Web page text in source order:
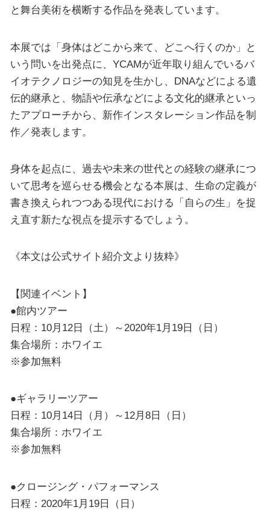
と舞台美術を横断する作品を発表しています。
本展では「身体はどこから来て、どこへ行くのか」と
いう問いを出発点に、YCAMが近年取り組んでいるバ
イオテクノロジーの知見を生かし、DNAなどによる遺
伝的継承と、物語や伝承などによる文化的継承といっ
たアプローチから、新作インスタレーション作品を制
作／発表します。
身体を起点に、過去や未来の世代との経験の継承につ
いて思考を巡らせる機会となる本展は、生命の定義が
書き換えられつつある現代における「自らの生」を捉
え直す新たな視点を提示するでしょう。
《本文は公式サイト紹介文より抜粋》
【関連イベント】
●館内ツアー
日程：10月12日（土）～2020年1月19日（日）
集合場所：ホワイエ
※参加無料
●ギャラリーツアー
日程：10月14日（月）～12月8日（日）
集合場所：ホワイエ
※参加無料
●クロージング・パフォーマンス
日程：2020年1月19日（日）